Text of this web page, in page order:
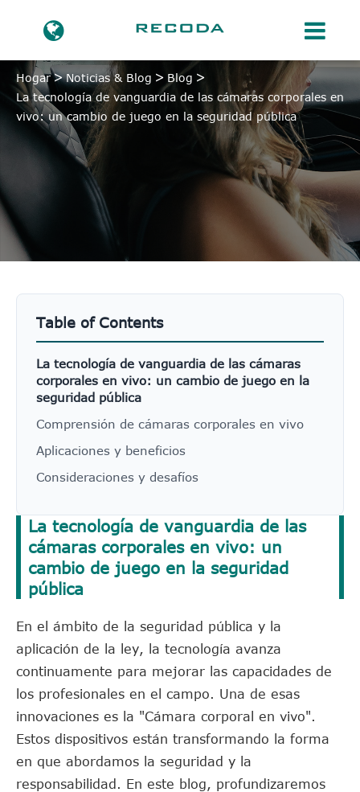
Hogar Noticias & Blog
Blog
La tecnología de vanguardia de las cámaras corporales en
vivo: un cambio de juego en la seguridad pública
La tecnología de vanguardia de las
cámaras corporales en vivo: un
cambio de juego en la seguridad
pública
En el ámbito de la seguridad pública y la
aplicación de la ley, la tecnología avanza
continuamente para mejorar las capacidades de
los profesionales en el campo. Una de esas
innovaciones es la "Cámara corporal en vivo".
Estos dispositivos están transformando la forma
en que abordamos la seguridad y la
responsabilidad. En este blog, profundizaremos
Table of Contents
La tecnología de vanguardia de las cámaras
corporales en vivo: un cambio de juego en la
seguridad pública
Comprensión de cámaras corporales en vivo
Aplicaciones y beneficios
Consideraciones y desafíos